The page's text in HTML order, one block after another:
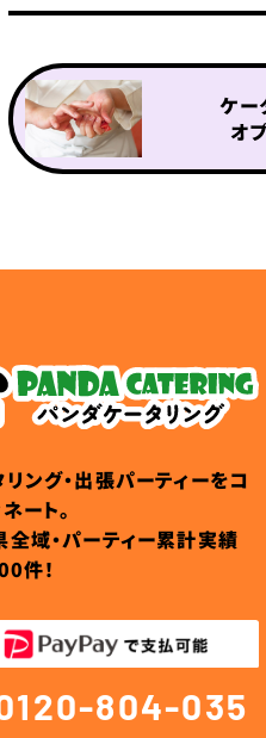
ケー
オ
ケータリングプラン
ング・出張パーティーをコ
ート。
全域・パーティー累計実績
件！
804-035